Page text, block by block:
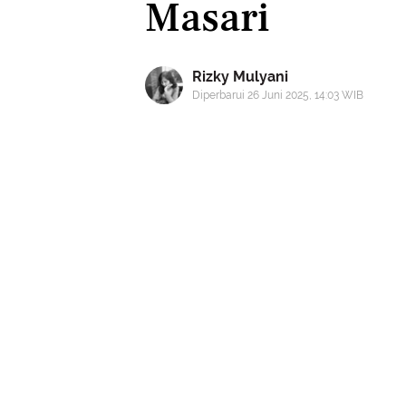
Masari
Rizky Mulyani
Diperbarui 26 Juni 2025, 14:03 WIB